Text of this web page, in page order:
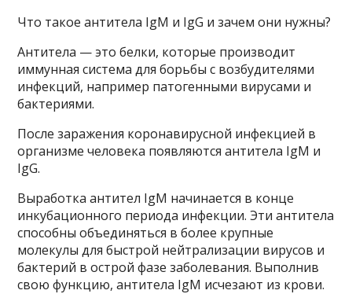
Что такое антитела IgM и IgG и зачем они нужны?
Антитела — это белки, которые производит
иммунная система для борьбы с возбудителями
инфекций, например патогенными вирусами и
бактериями.
После заражения коронавирусной инфекцией в
организме человека появляются антитела IgM и
IgG.
Выработка антител IgM начинается в конце
инкубационного периода инфекции. Эти антитела
способны объединяться в более крупные
молекулы для быстрой нейтрализации вирусов и
бактерий в острой фазе заболевания. Выполнив
свою функцию, антитела IgM исчезают из крови.